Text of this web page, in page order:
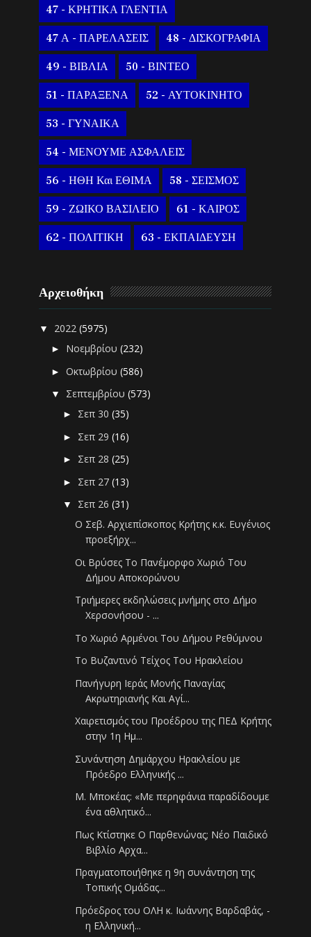
47 - ΚΡΗΤΙΚΑ ΓΛΕΝΤΙΑ
47 Α - ΠΑΡΕΛΑΣΕΙΣ 48 - ΔΙΣΚΟΓΡΑΦΙΑ
49 - ΒΙΒΛΙΑ 50 - ΒΙΝΤΕΟ
51 - ΠΑΡΑΞΕΝΑ 52 - ΑΥΤΟΚΙΝΗΤΟ
53 - ΓΥΝΑΙΚΑ
54 - ΜΕΝΟΥΜΕ ΑΣΦΑΛΕΙΣ
56 - ΗΘΗ Και ΕΘΙΜΑ 58 - ΣΕΙΣΜΟΣ
59 - ΖΩΙΚΟ ΒΑΣΙΛΕΙΟ 61 - ΚΑΙΡΟΣ
62 - ΠΟΛΙΤΙΚΗ 63 - ΕΚΠΑΙΔΕΥΣΗ
Αρχειοθήκη
▼ 2022(5975)
► Νοεμβρίου(232)
►Οκτωβρίου(586)
▼ Σεπτεμβρίου(573)
► Σεπ 30(35)
► Σεπ 29(16)
► Σεπ 28(25)
► Σεπ 27(13)
▼ Σεπ 26(31)
Ο Σεβ. Αρχιεπίσκοπος Κρήτης κ.κ. Ευγένιος
προεξήρχ...
Oι Βρύσες Το Πανέμορφο Χωριό Του
Δήμου Αποκορώνου
Τριήμερες εκδηλώσεις μνήμης στο Δήμο
Χερσονήσου - ...
Το Χωριό Αρμένοι Του Δήμου Ρεθύμνου
Το Βυζαντινό Τείχος Του Ηρακλείου
Πανήγυρη Ιεράς Μονής Παναγίας
Ακρωτηριανής Και Αγί...
Χαιρετισμός του Προέδρου της ΠΕΔ Κρήτης
στην 1η Ημ...
Συνάντηση Δημάρχου Ηρακλείου με
Πρόεδρο Ελληνικής ...
Μ. Μποκέας: «Με περηφάνια παραδίδουμε
ένα αθλητικό...
Πως Κτίστηκε Ο Παρθενώνας; Νέο Παιδικό
Βιβλίο Αρχα...
Πραγματοποιήθηκε η 9η συνάντηση της
Τοπικής Ομάδας...
Πρόεδρος του ΟΛΗ κ. Ιωάννης Βαρδαβάς, -
η Ελληνική...